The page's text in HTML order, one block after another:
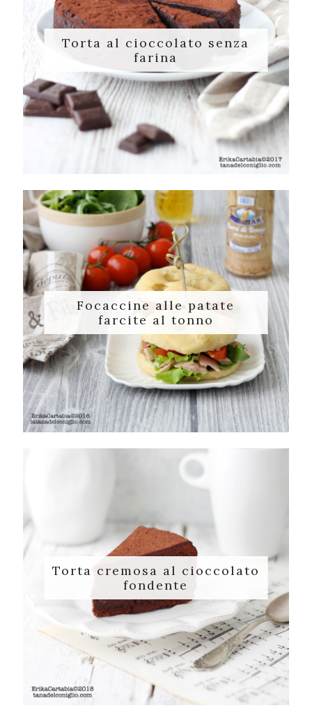
Torta al cioccolato senza
farina
Focaccine alle patate
farcite al tonno
Torta cremosa al cioccolato
fondente